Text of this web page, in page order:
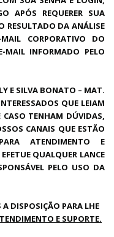
APÓS REQUERER SUA
RESULTADO DA ANÁLISE
CORPORATIVO DO
MAIL INFORMADO PELO
E SILVA BONATO – MAT.
QUE LEIAM
TENHAM DÚVIDAS,
CANAIS QUE ESTÃO
ATENDIMENTO E
QUALQUER LANCE
PELO USO DA
DISPOSIÇÃO PARA LHE
E SUPORTE.